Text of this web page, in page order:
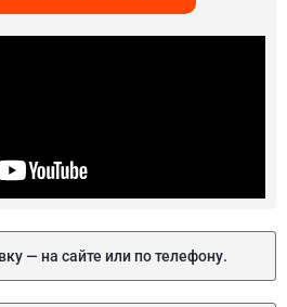
— на сайте или по телефону.